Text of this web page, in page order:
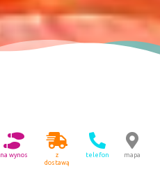
na wynos
z
dostawą
telefon mapa